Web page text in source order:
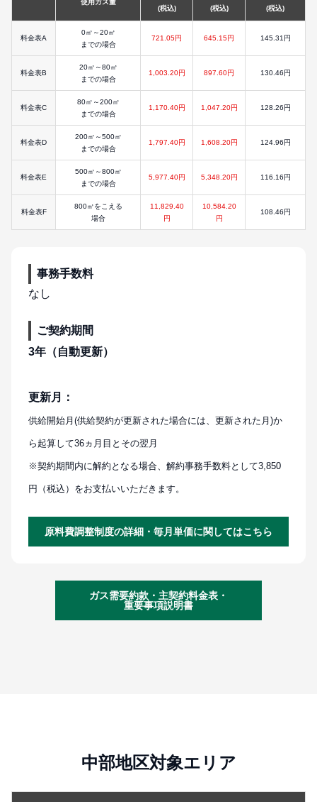
使用ガス量
(税込)
(税込)
(税込)
料金表A
0㎥～20㎥
までの場合
721.05円 645.15円 145.31円
料金表B
20㎥～80㎥
までの場合
1,003.20円 897.60円 130.46円
料金表C
80㎥～200㎥
までの場合
1,170.40円 1,047.20円 128.26円
料金表D
200㎥～500㎥
までの場合
1,797.40円 1,608.20円 124.96円
料金表E
500㎥～800㎥
までの場合
5,977.40円 5,348.20円 116.16円
料金表F
800㎥をこえる
場合
11,829.40
円
10,584.20
円
108.46円
事務手数料
なし
ご契約期間
3年（自動更新）
更新月：
供給開始月(供給契約が更新された場合には、更新された月)か
ら起算して36ヵ月目とその翌月
※契約期間内に解約となる場合、解約事務手数料として3,850
円（税込）をお支払いいただきます。
原料費調整制度の詳細・毎月単価に関してはこちら
ガス需要約款・主契約料金表・
重要事項説明書
中部地区対象エリア